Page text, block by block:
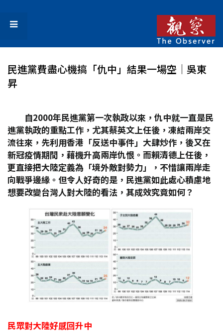
民進黨費盡心機搞「仇中」結果一場空│吳東
昇
自2000年民進黨第一次執政以來，仇中就一直是民
進黨執政的重點工作，尤其蔡英文上任後，凍結兩岸交
流往來，先利用香港「反送中事件」大肆炒作，後又在
新冠疫情期間，藉機升高兩岸仇恨。而賴清德上任後，
更直接把大陸定義為「境外敵對勢力」，不惜讓兩岸走
向戰爭邊緣。但令人好奇的是，民進黨如此處心積慮地
想要改變台灣人對大陸的看法，其成效究竟如何？
民眾對大陸好感回升中